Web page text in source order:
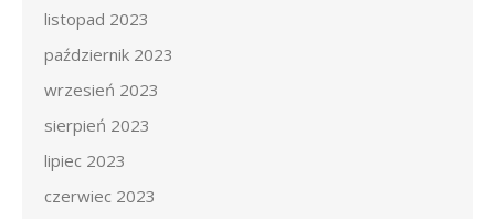
listopad 2023
październik 2023
wrzesień 2023
sierpień 2023
lipiec 2023
czerwiec 2023